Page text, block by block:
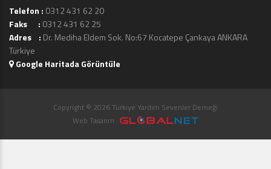
Telefon : 0312 431 62 20
Faks : 0312 431 62 25
Adres : Dr. Mediha Eldem Sok. No:67 Kocatepe Çankaya ANKARA
Türkiye
Google Haritada Görüntüle
Copyright © 2026 Türkiye Yardım Sevenler Derneği
Web Tasarım :